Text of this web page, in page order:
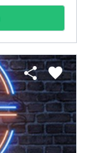
share favorite